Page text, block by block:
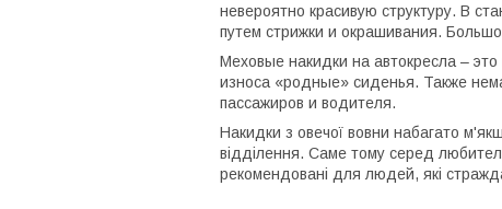
невероятно красивую структуру. В
путем стрижки и окрашивания.
Меховые накидки на автокресла –
износа «родные» сиденья. Также
пассажиров и водителя.
Накидки з овечої вовни набагато
відділення. Саме тому серед
рекомендовані для людей, які